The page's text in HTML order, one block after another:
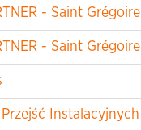
- Saint Grégoire
- Saint Grégoire
Instalacyjnych